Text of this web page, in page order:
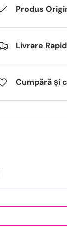
Produs
Livrare
Cumpără și